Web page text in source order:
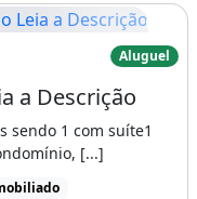
a DescriçãoAluguel
a Descrição
sendo 1 com suíte1
[...]